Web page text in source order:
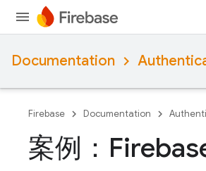
Documentation
Firebase Documentation
案例：